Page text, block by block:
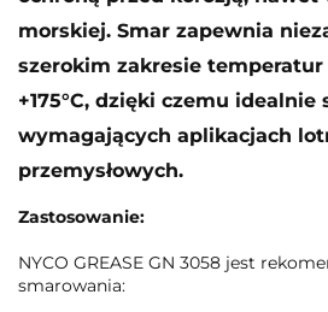
morskiej. Smar zapewnia
szerokim zakresie temperatur
+175°C, dzięki czemu
wymagających aplikacjach
przemysłowych.
Zastosowanie:
NYCO GREASE GN 3058 jest
smarowania: